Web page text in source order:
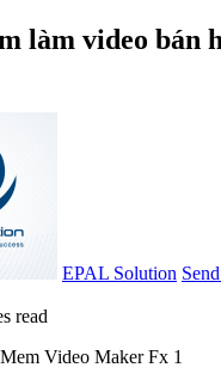
làm video bán
EPAL Solution
read